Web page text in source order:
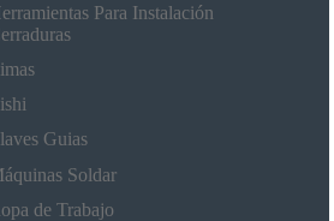
Para Instalación
Guias
Soldar
de Trabajo